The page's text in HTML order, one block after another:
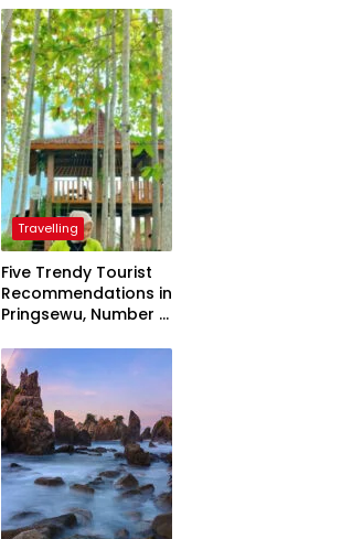
Travelling
Five Trendy Tourist
Recommendations in
Pringsewu, Number 3
President